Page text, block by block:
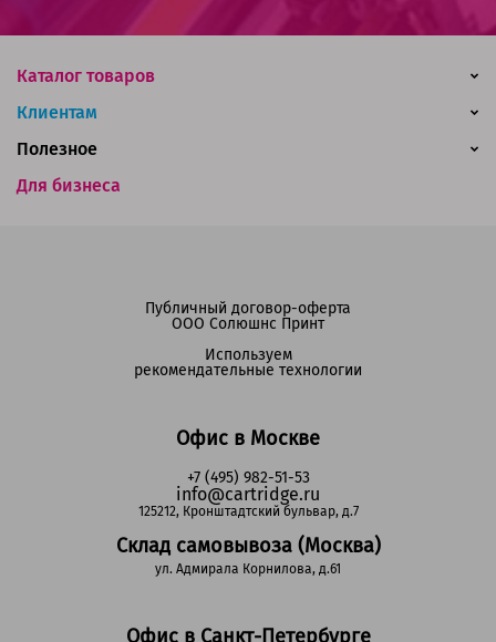
Каталог товаров
Клиентам
Для бизнеса
Полезное
Офис в Москве
+7 (495) 982-51-53
info@cartridge.ru
125212, Кронштадтский бульвар, д.7
Склад самовывоза (Москва)
ул. Адмирала Корнилова, д.61
Офис в Санкт-Петербурге
Публичный договор-оферта
ООО Солюшнс Принт
Используем
рекомендательные технологии